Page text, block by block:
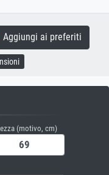
Aggiungi ai preferiti
(motivo, cm)